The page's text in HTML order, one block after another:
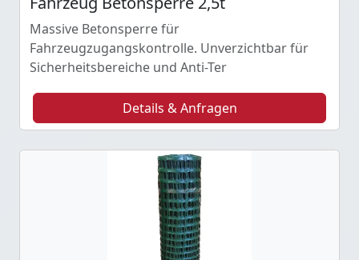
Massive Betonsperre für
Fahrzeugzugangskontrolle. Unverzichtbar für
Sicherheitsbereiche und Anti-Ter
Details & Anfragen